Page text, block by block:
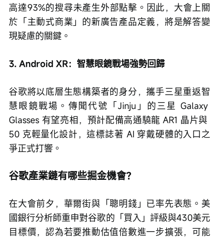
高達93%的搜尋未產生外部點擊。因此，大會上關
於「主動式商業」的新廣告產品定義，將是解答變
現疑慮的關鍵。
3. Android XR：智慧眼鏡戰場強勢回歸
谷歌將以底層生態構築者的身分，攜手三星重返智
慧眼鏡戰場。傳聞代號「Jinju」的三星 Galaxy
Glasses 有望亮相，預計配備高通驍龍 AR1 晶片與
50 克輕量化設計，這標誌著 AI 穿戴硬體的入口之
爭正式打響。
谷歌產業鏈有哪些掘金機會？
在大會前夕，華爾街與「聰明錢」已率先表態。美
國銀行分析師重申對谷歌的「買入」評級與430美元
目標價，認為若要推動估值倍數進一步擴張，可能